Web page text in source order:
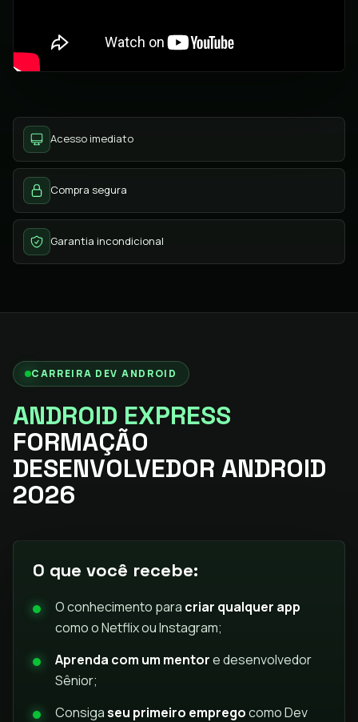
Acesso imediato
Compra segura
Garantia incondicional
CARREIRA DEV ANDROID
ANDROID EXPRESS
FORMAÇÃO
DESENVOLVEDOR ANDROID
2026
O que você recebe:
O conhecimento para criar qualquer app
como o Netflix ou Instagram;
Aprenda com um mentore desenvolvedor
Sênior;
Consigaseu primeiro empregocomo Dev